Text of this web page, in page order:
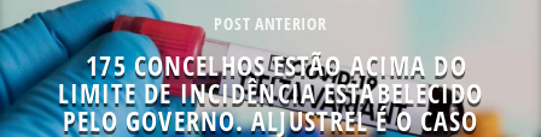
POST ANTERIOR
175 CONCELHOS ESTÃO ACIMA DO
LIMITE DE INCIDÊNCIA ESTABELECIDO
PELO GOVERNO. ALJUSTREL É O CASO